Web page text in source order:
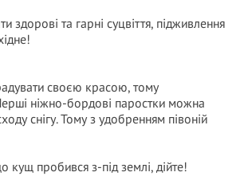
здорові та гарні суцвіття, підживлення
своєю красою, тому
ніжно-бордові паростки можна
снігу. Тому з удобренням півоній
кущ пробився з-під землі, дійте!